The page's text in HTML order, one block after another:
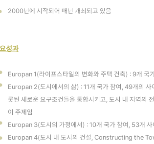
2000년에 시작되어 매년 개최되고 있음
성과
Europan 1(라이프스타일의 변화와 주택 건축) : 9개 국
Europan 2(도시에서의 삶) : 11개 국가 참여, 49개의 사
롯된 새로운 요구조건들을 통합시키고, 도시 내 지역의
이 주제임
Europan 3(도시의 가정에서) : 10개 국가 참여, 53개 사
Europan 4(도시 내 도시의 건설, Constructing the